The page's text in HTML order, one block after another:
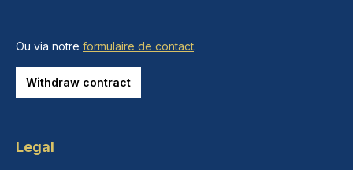
Ou via notre formulaire de contact.
Withdraw contract
Legal